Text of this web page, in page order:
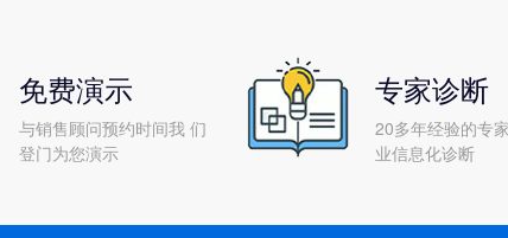
免费演示
与销售顾问预约时间我 们
登门为您演示
专家诊断
20多年经验的专
业信息化诊断